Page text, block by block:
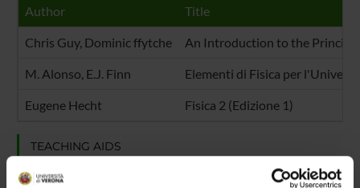
Author Title
Chris Guy, Dominic ffytche An Introduction to the
M. Alonso, E.J. Finn Elementi di Fisica per
Eugene Hecht Fisica 2 (Edizione 1)
TEACHING AIDS
Documents